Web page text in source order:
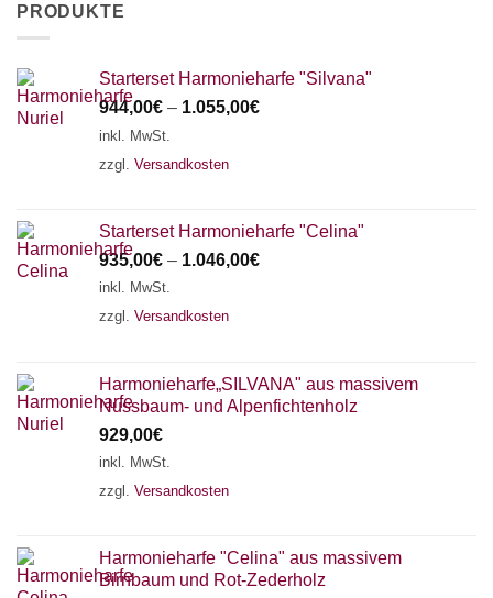
PRODUKTE
Starterset Harmonieharfe "Silvana"
944,00€ – 1.055,00€
inkl. MwSt.
zzgl. Versandkosten
Starterset Harmonieharfe "Celina"
935,00€ – 1.046,00€
inkl. MwSt.
zzgl. Versandkosten
Harmonieharfe„SILVANA" aus massivem
Nussbaum- und Alpenfichtenholz
929,00€
inkl. MwSt.
zzgl. Versandkosten
Harmonieharfe "Celina" aus massivem
Birnbaum und Rot-Zederholz